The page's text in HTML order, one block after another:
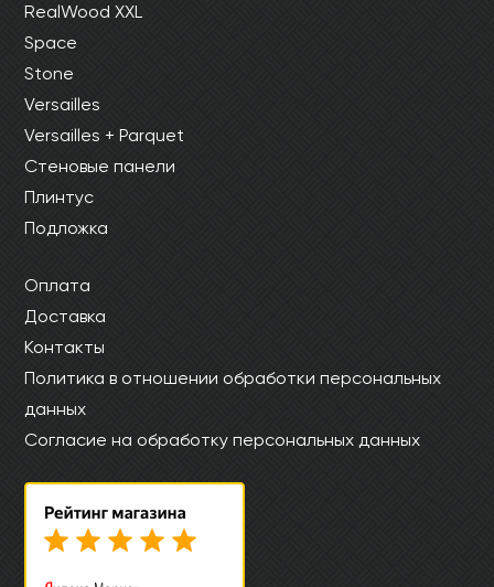
RealWood XXL
Space
Stone
Versailles
Versailles + Parquet
Стеновые панели
Плинтус
Подложка
Оплата
Доставка
Контакты
Политика в отношении обработки персональных
данных
Согласие на обработку персональных данных